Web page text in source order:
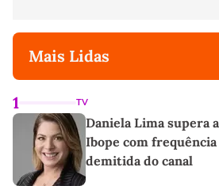
Mais Lidas
1 TV
Daniela Lima supera
Ibope com frequência
demitida do canal